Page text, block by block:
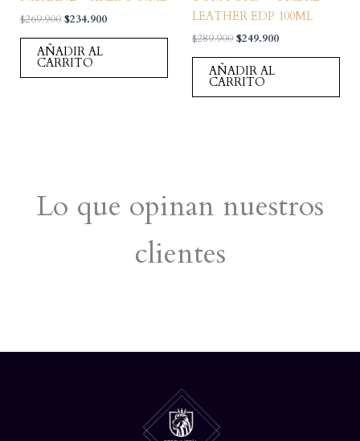
$269.900 El
original
era:
$234.900El
AÑADIR AL
CARRITO
LEATHER EDP 100ML
$289.900 El
original
era:
$249.900El
AÑADIR AL
CARRITO
Lo que opinan nuestros
clientes